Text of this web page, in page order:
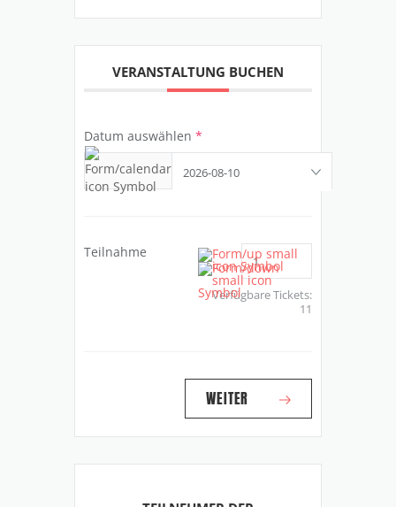
VERANSTALTUNG BUCHEN
Datum auswählen *
Teilnahme
Verfügbare Tickets:
11
WEITER